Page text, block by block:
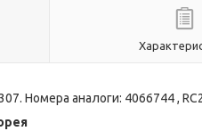
Номера аналоги: 4066744 ,